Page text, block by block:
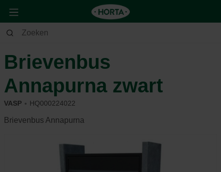
Tuin Tuininrichting
Brievenbus
Annapurna zwart
VASP HQ000224022
Brievenbus Annapurna